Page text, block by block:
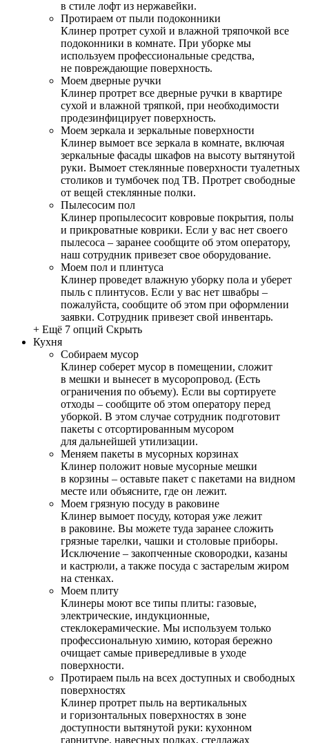
в стиле лофт из нержавейки.
Протираем от пыли подоконники
Клинер протрет сухой и влажной тряпочкой все
подоконники в комнате. При уборке мы
используем профессиональные средства,
не повреждающие поверхность.
Моем дверные ручки
Клинер протрет все дверные ручки в квартире
сухой и влажной тряпкой, при необходимости
продезинфицирует поверхность.
Моем зеркала и зеркальные поверхности
Клинер вымоет все зеркала в комнате, включая
зеркальные фасады шкафов на высоту вытянутой
руки. Вымоет стеклянные поверхности туалетных
столиков и тумбочек под ТВ. Протрет свободные
от вещей стеклянные полки.
Пылесосим пол
Клинер пропылесосит ковровые покрытия, полы
и прикроватные коврики. Если у вас нет своего
пылесоса – заранее сообщите об этом оператору,
наш сотрудник привезет свое оборудование.
Моем пол и плинтуса
Клинер проведет влажную уборку пола и уберет
пыль с плинтусов. Если у вас нет швабры –
пожалуйста, сообщите об этом при оформлении
заявки. Сотрудник привезет свой инвентарь.
+ Ещё 7 опций Скрыть
Кухня
Собираем мусор
Клинер соберет мусор в помещении, сложит
в мешки и вынесет в мусоропровод. (Есть
ограничения по объему). Если вы сортируете
отходы – сообщите об этом оператору перед
уборкой. В этом случае сотрудник подготовит
пакеты с отсортированным мусором
для дальнейшей утилизации.
Меняем пакеты в мусорных корзинах
Клинер положит новые мусорные мешки
в корзины – оставьте пакет с пакетами на видном
месте или объясните, где он лежит.
Моем грязную посуду в раковине
Клинер вымоет посуду, которая уже лежит
в раковине. Вы можете туда заранее сложить
грязные тарелки, чашки и столовые приборы.
Исключение – закопченные сковородки, казаны
и кастрюли, а также посуда с застарелым жиром
на стенках.
Моем плиту
Клинеры моют все типы плиты: газовые,
электрические, индукционные,
стеклокерамические. Мы используем только
профессиональную химию, которая бережно
очищает самые привередливые в уходе
поверхности.
Протираем пыль на всех доступных и свободных
поверхностях
Клинер протрет пыль на вертикальных
и горизонтальных поверхностях в зоне
доступности вытянутой руки: кухонном
гарнитуре, навесных полках, стеллажах